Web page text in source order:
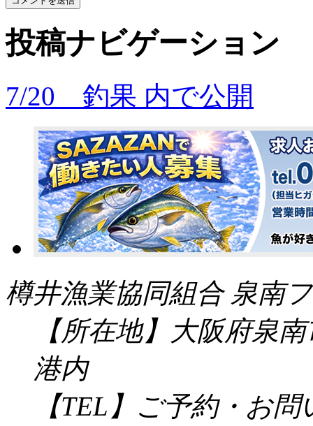
投稿ナビゲーション
7/20 釣果 内で公開
樽井漁業協同組合 泉南
【所在地】大阪府泉
港内
【TEL】ご予約・お